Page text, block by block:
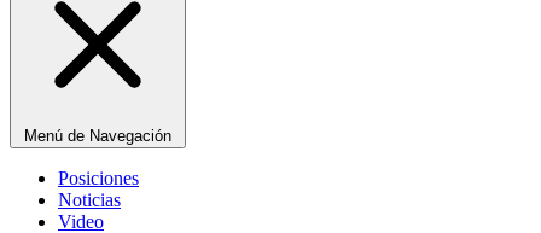
Menú de Navegación
Posiciones
Noticias
Video